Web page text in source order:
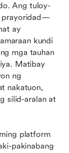
Ang tuloy-
prayoridad—
ay
kundi
mga tauhan
Matibay
ng
nakatuon,
silid-aralan at
platform
pakinabang